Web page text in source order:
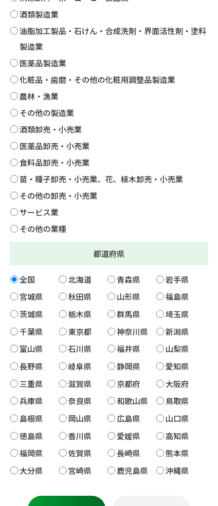
酒類製造業
油脂加工製品・石けん・合成洗剤・界面活性剤・塗料
製造業
医薬品製造業
化粧品・歯磨・その他の化粧用調整品製造業
農林・漁業
その他の製造業
酒類卸売・小売業
医薬品卸売・小売業
食料品卸売・小売業
苗・種子卸売・小売業、花、植木卸売・小売業
その他の卸売・小売業
サービス業
その他の業種
都道府県
全国 北海道 青森県
岩手県
宮城県
秋田県 山形県
福島県
茨城県
栃木県 群馬県
埼玉県
千葉県
東京都 神奈川県
新潟県
富山県
石川県 福井県
山梨県
長野県
岐阜県 静岡県
愛知県
三重県
滋賀県 京都府
大阪府
兵庫県
奈良県 和歌山県
鳥取県
島根県
岡山県 広島県
山口県
徳島県
香川県 愛媛県
高知県
福岡県
佐賀県 長崎県
熊本県
大分県
宮崎県 鹿児島県 沖縄県